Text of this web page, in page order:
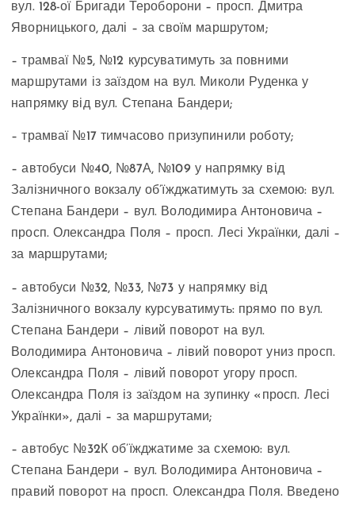
вул. 128-ої Бригади Тероборони – просп. Дмитра
Яворницького, далі – за своїм маршрутом;
– трамваї №5, №12 курсуватимуть за повними
маршрутами із заїздом на вул. Миколи Руденка у
напрямку від вул. Степана Бандери;
– трамваї №17 тимчасово призупинили роботу;
– автобуси №40, №87А, №109 у напрямку від
Залізничного вокзалу об’їжджатимуть за схемою: вул.
Степана Бандери – вул. Володимира Антоновича –
просп. Олександра Поля – просп. Лесі Українки, далі –
за маршрутами;
– автобуси №32, №33, №73 у напрямку від
Залізничного вокзалу курсуватимуть: прямо по вул.
Степана Бандери – лівий поворот на вул.
Володимира Антоновича – лівий поворот униз просп.
Олександра Поля – лівий поворот угору просп.
Олександра Поля із заїздом на зупинку «просп. Лесі
Українки», далі – за маршрутами;
– автобус №32К об’їжджатиме за схемою: вул.
Степана Бандери – вул. Володимира Антоновича –
правий поворот на просп. Олександра Поля. Введено